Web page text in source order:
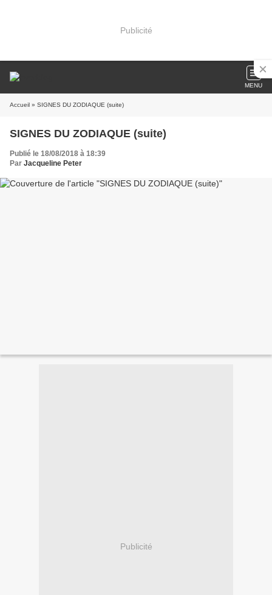
Publicité
MENU
Accueil » SIGNES DU ZODIAQUE (suite)
SIGNES DU ZODIAQUE (suite)
Publié le 18/08/2018 à 18:39
Par Jacqueline Peter
Publicité